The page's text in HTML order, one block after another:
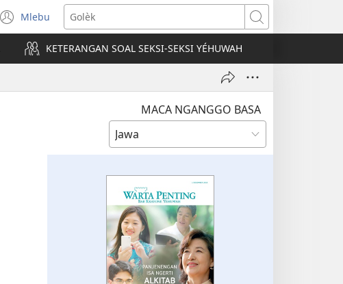
Mlebu
(opens
new
window)
Golèk
KETERANGAN SOAL SEKSI-SEKSI YÉHUWAH
MACA NGANGGO BASA